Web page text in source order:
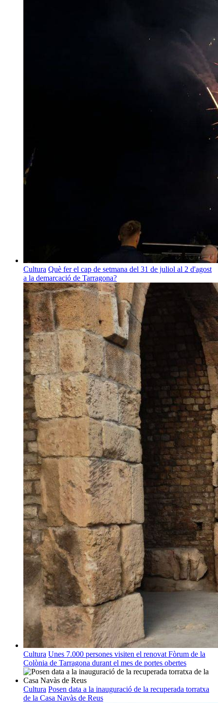
Cultura Què fer el cap de setmana del 31 de juliol al 2 d'agost
a la demarcació de Tarragona?
Cultura Unes 7.000 persones visiten el renovat Fòrum de la
Colònia de Tarragona durant el mes de portes obertes
Cultura Posen data a la inauguració de la recuperada torratxa
de la Casa Navàs de Reus